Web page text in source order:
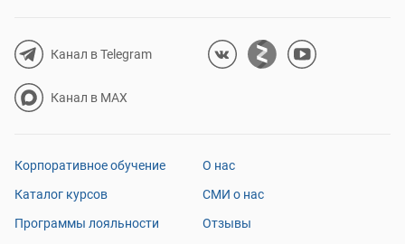
формироваться клуб единомышленников.
Канал в Telegram
Канал в MAX
Корпоративное обучение
Каталог курсов
Программы лояльности
О нас
СМИ о нас
Отзывы